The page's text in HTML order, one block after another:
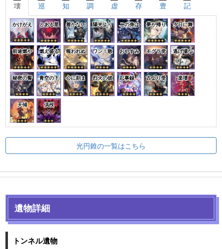
壊 巡 知 調 虚 存 豊 記
かけがえ とある星 着かない 陽光より この身は 夢が帰り 夕日に舞
前途燃や 燃え盛る 報われぬ ワン！散 おやすみ モグラ党 逃げ場な
秘密の誓 青空の下 心に刻ま 烈火の彼 忍事録・ 古より受 楽壊
天傾 倶歿
光円錐の一覧はこちら
遺物詳細
トンネル遺物